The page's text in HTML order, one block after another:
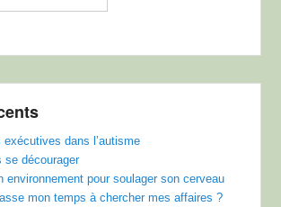
exécutives dans l’autisme
se décourager
environnement pour soulager son cerveau
mon temps à chercher mes affaires ?